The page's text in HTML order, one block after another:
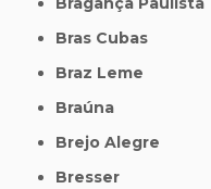
Bras Cubas
Braz Leme
Braúna
Brejo Alegre
Bresser